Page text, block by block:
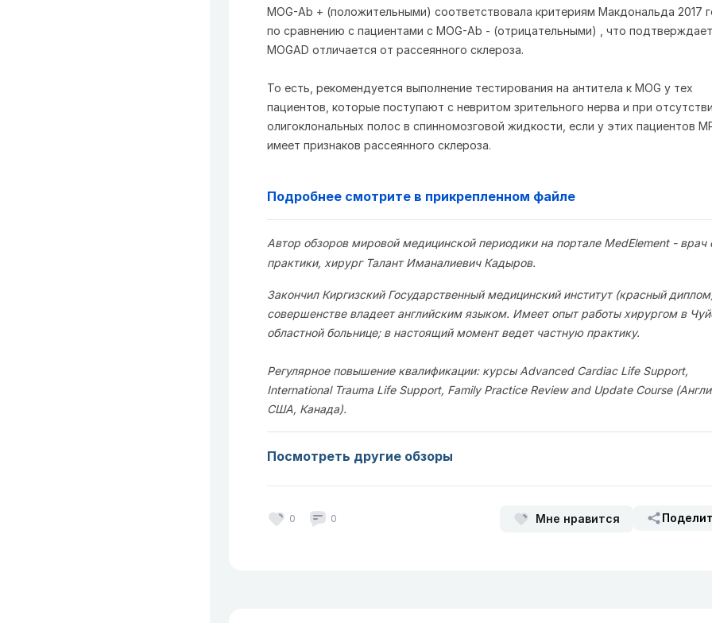
MOG-Ab + (положительными) соответствовала критериям Макдональда 2017
по сравнению с пациентами с MOG-Ab - (отрицательными) , что
MOGAD отличается от рассеянного склероза.
То есть, рекомендуется выполнение тестирования на антитела к MOG у тех
пациентов, которые поступают с невритом зрительного нерва и при
олигоклональных полос в спинномозговой жидкости, если у этих пациентов
имеет признаков рассеянного склероза.
Подробнее смотрите в прикрепленном файле
Автор обзоров мировой медицинской периодики на портале MedElement - врач
практики, хирург Талант Иманалиевич Кадыров.
Закончил Киргизский Государственный медицинский институт (красный
совершенстве владеет английским языком. Имеет опыт работы хирургом в
областной больнице; в настоящий момент ведет частную практику.
Регулярное повышение квалификации: курсы Advanced Cardiac Life Support,
International Trauma Life Support, Family Practice Review and Update Course
США, Канада).
Посмотреть другие обзоры
0 0 Мне нравится